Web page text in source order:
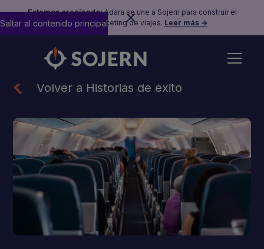
Estamos creciendo:Adara se une a Sojern para construir el
futuro del marketing de viajes. Leer más →
Saltar al contenido principal
Volver a Historias de éxito